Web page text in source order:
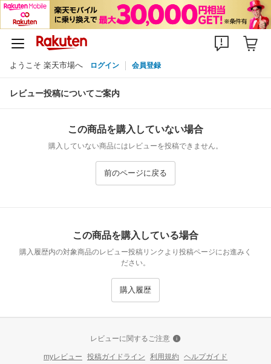
ようこそ 楽天市場へ ログイン 会員登録
レビュー投稿についてご案内
この商品を購入していない場合
購入していない商品にはレビューを投稿できません。
前のページに戻る
この商品を購入している場合
購入履歴内の対象商品のレビュー投稿リンクより投稿ページにお進みく
ださい。
購入履歴
レビューに関するご注意
myレビュー 投稿ガイドライン 利用規約 ヘルプガイド